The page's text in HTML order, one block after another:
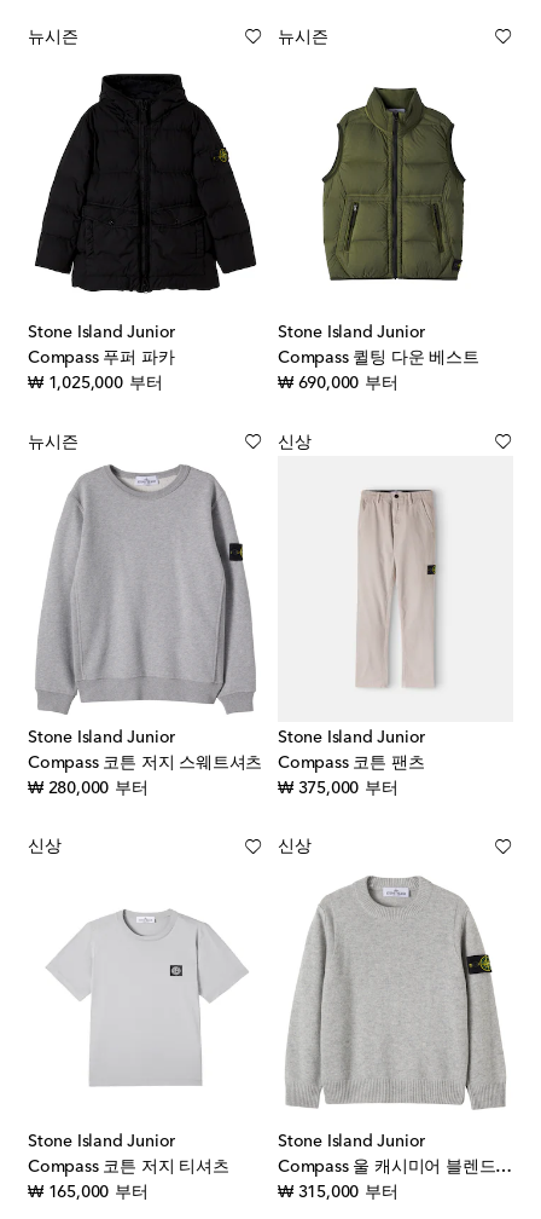
뉴시즌
Stone Island Junior
Compass 푸퍼 파카
부터
₩ 1,025,000
뉴시즌
Stone Island Junior
Compass 퀼팅 다운 베스트
부터
₩ 690,000
뉴시즌
Stone Island Junior
Compass 코튼 저지 스웨트셔츠
부터
₩ 280,000 original price
신상
Stone Island Junior
Compass 코튼 팬츠
부터
₩ 375,000 original price
신상
Stone Island Junior
Compass 코튼 저지 티셔츠
부터
₩ 165,000
신상
Stone Island Junior
Compass 울 캐시미어 블렌드 스웨터
부터
₩ 315,000